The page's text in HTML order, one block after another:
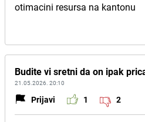
otimacini resursa na kantonu
Budite vi sretni da on ipak
21.05.2026. 20:10
Prijavi 1 2